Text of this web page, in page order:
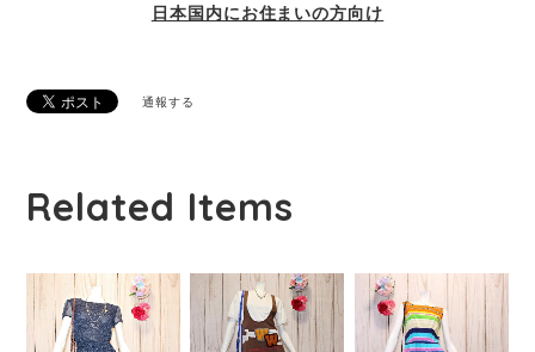
日本国内にお住まいの方向け
通報する
Related Items